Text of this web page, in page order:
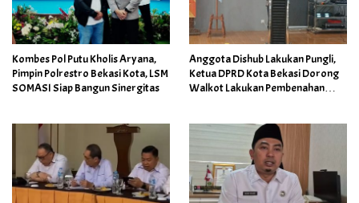
Kombes Pol Putu Kholis Aryana,
Pimpin Polrestro Bekasi Kota, LSM
SOMASI Siap Bangun Sinergitas
Anggota Dishub Lakukan Pungli,
Ketua DPRD Kota Bekasi Dorong
Walkot Lakukan Pembenahan